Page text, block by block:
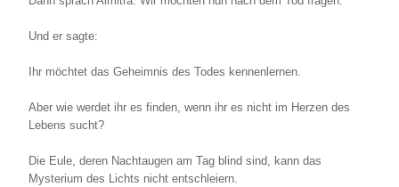
Und er sagte:
Ihr möchtet das Geheimnis des Todes kennenlernen.
Aber wie werdet ihr es finden, wenn ihr es nicht im Herzen des
Lebens sucht?
Die Eule, deren Nachtaugen am Tag blind sind, kann das
Mysterium des Lichts nicht entschleiern.